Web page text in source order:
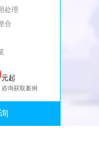
处理
合
元起
询获取案例